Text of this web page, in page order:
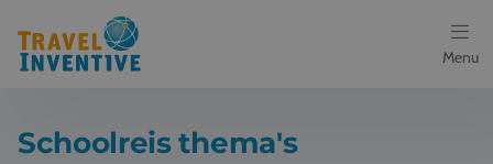
Menu
Bestemmingen
Schoolreis thema's